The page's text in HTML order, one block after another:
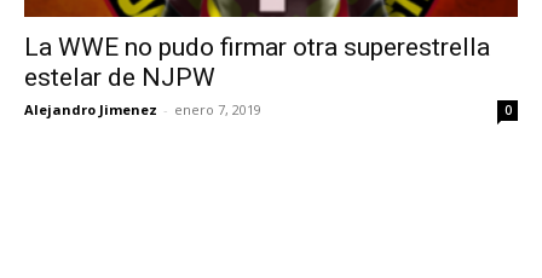
La WWE no pudo firmar otra superestrella
estelar de NJPW
Alejandro Jimenez - enero 7, 2019 0